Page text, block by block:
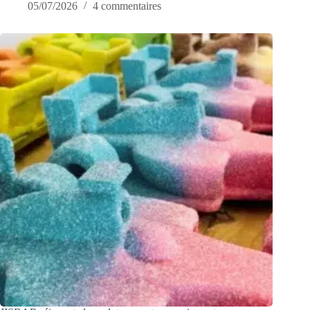
05/07/2026 4 commentaires